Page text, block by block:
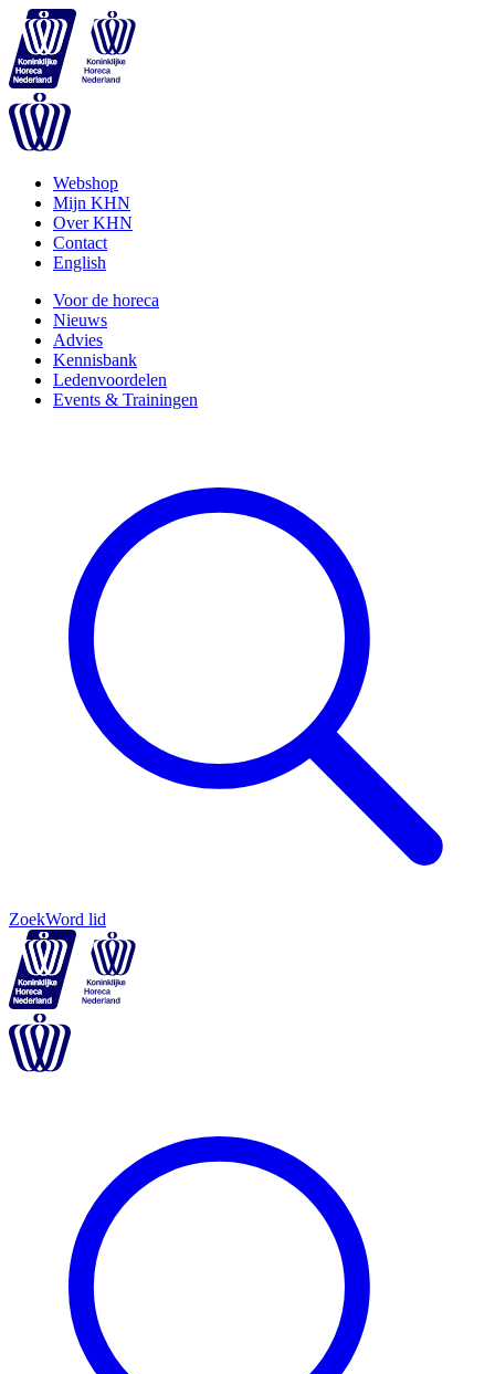
Webshop
Mijn KHN
Over KHN
Contact
English
Voor de horeca
Nieuws
Advies
Kennisbank
Ledenvoordelen
Events & Trainingen
ZoekWord lid